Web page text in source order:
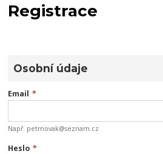
Registrace
Osobní údaje
Email *
Např. petrnovak@seznam.cz
Heslo *